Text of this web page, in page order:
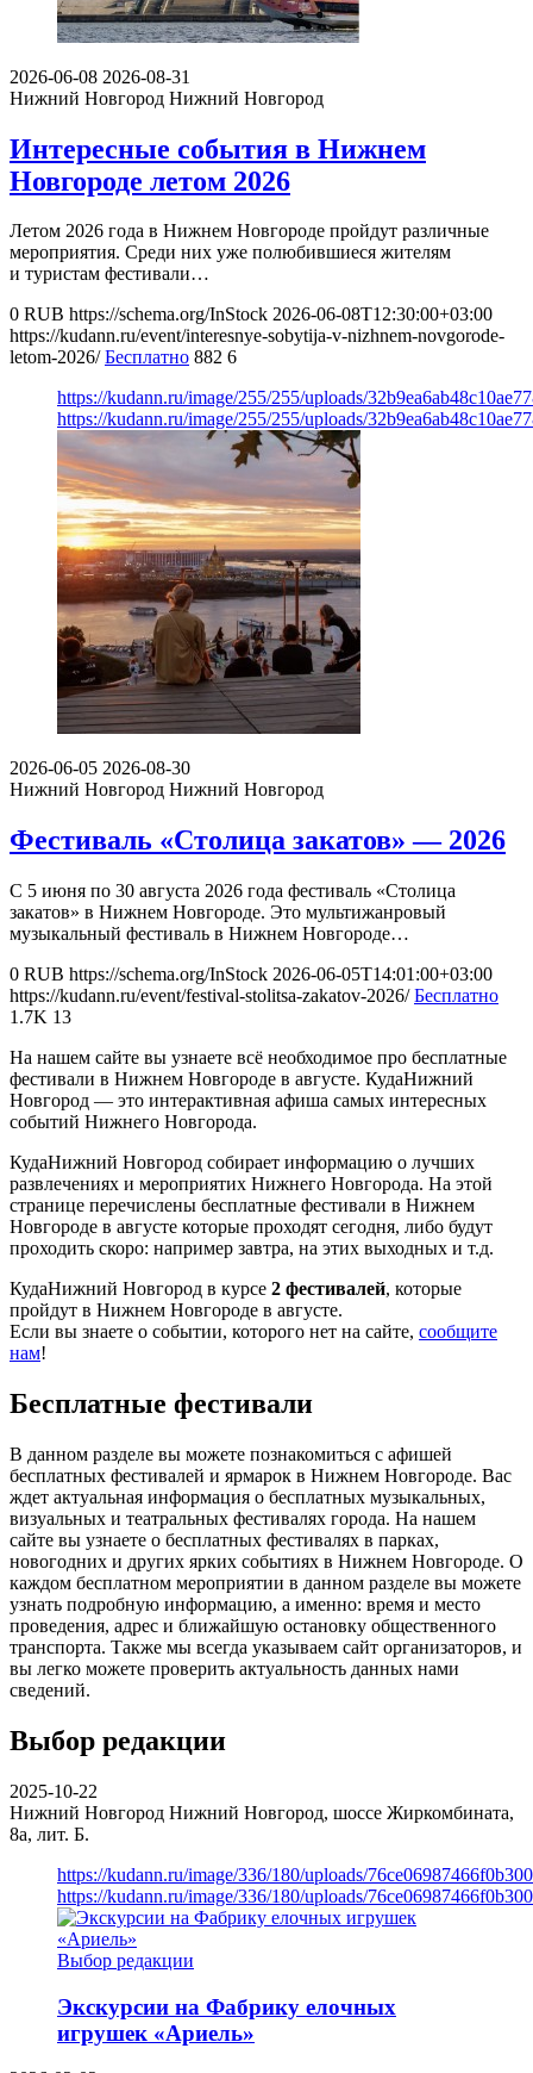
2026-06-08 2026-08-31
Нижний Новгород Нижний Новгород
Интересные события в Нижнем
Новгороде летом 2026
Летом 2026 года в Нижнем Новгороде пройдут различные
мероприятия. Среди них уже полюбившиеся жителям
и туристам фестивали…
0 RUB https://schema.org/InStock 2026-06-08T12:30:00+03:00
https://kudann.ru/event/interesnye-sobytija-v-nizhnem-novgorode-
letom-2026/ Бесплатно 882 6
https://kudann.ru/image/255/255/uploads/
https://kudann.ru/image/255/255/uploads/
2026-06-05 2026-08-30
Нижний Новгород Нижний Новгород
Фестиваль «Столица закатов» — 2026
С 5 июня по 30 августа 2026 года фестиваль «Столица
закатов» в Нижнем Новгороде. Это мультижанровый
музыкальный фестиваль в Нижнем Новгороде…
0 RUB https://schema.org/InStock 2026-06-05T14:01:00+03:00
https://kudann.ru/event/festival-stolitsa-zakatov-2026/ Бесплатно
1.7K 13
На нашем сайте вы узнаете всё необходимое про бесплатные
фестивали в Нижнем Новгороде в августе. КудаНижний
Новгород — это интерактивная афиша самых интересных
событий Нижнего Новгорода.
КудаНижний Новгород собирает информацию о лучших
развлечениях и мероприятих Нижнего Новгорода. На этой
странице перечислены бесплатные фестивали в Нижнем
Новгороде в августе которые проходят сегодня, либо будут
проходить скоро: например завтра, на этих выходных и т.д.
КудаНижний Новгород в курсе 2 фестивалей, которые
пройдут в Нижнем Новгороде в августе.
Если вы знаете о событии, которого нет на сайте, сообщите
нам!
Бесплатные фестивали
В данном разделе вы можете познакомиться с афишей
бесплатных фестивалей и ярмарок в Нижнем Новгороде. Вас
ждет актуальная информация о бесплатных музыкальных,
визуальных и театральных фестивалях города. На нашем
сайте вы узнаете о бесплатных фестивалях в парках,
новогодних и других ярких событиях в Нижнем Новгороде. О
каждом бесплатном мероприятии в данном разделе вы можете
узнать подробную информацию, а именно: время и место
проведения, адрес и ближайшую остановку общественного
транспорта. Также мы всегда указываем сайт организаторов, и
вы легко можете проверить актуальность данных нами
сведений.
Выбор редакции
2025-10-22
Нижний Новгород Нижний Новгород, шоссе Жиркомбината,
8а, лит. Б.
https://kudann.ru/image/336/180/uploads/
https://kudann.ru/image/336/180/uploads/
Выбор редакции
Экскурсии на Фабрику елочных
игрушек «Ариель»